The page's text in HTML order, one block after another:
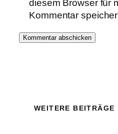
diesem Browser für
Kommentar
WEITERE BEITRÄGE